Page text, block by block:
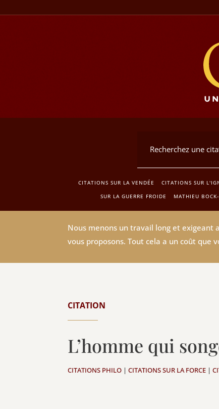
CITATIONS SUR LA VENDÉE CITATIONS SUR
SUR LA GUERRE FROIDE
MATHIEU
Nous menons un travail long et exigeant
vous proposons. Tout cela a un coût que
CITATION
L’homme qui
CITATIONS PHILO |CITATIONS SUR LA FORCE |